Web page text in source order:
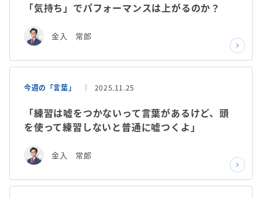
「気持ち」でパフォーマンスは上がるのか？
金入 常郎
今週の「言葉」 2025.11.25
「練習は嘘をつかないって言葉があるけど、頭
を使って練習しないと普通に嘘つくよ」
金入 常郎